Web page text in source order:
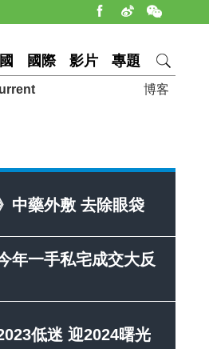
國際 影片 專題
博客
中藥外敷 去除眼袋
年一手私宅成交大反
低迷 迎2024曙光